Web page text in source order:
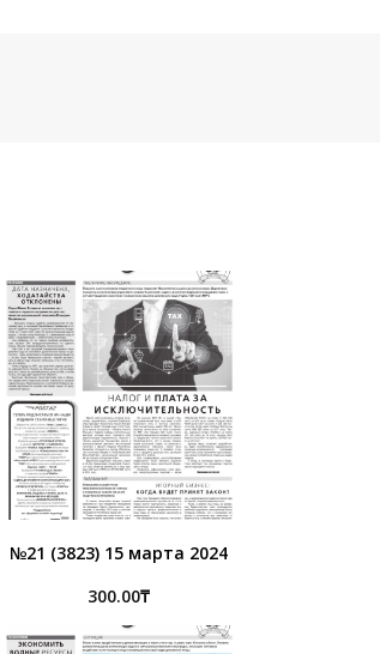
№21 (3823) 15 марта 2024
300.00₸